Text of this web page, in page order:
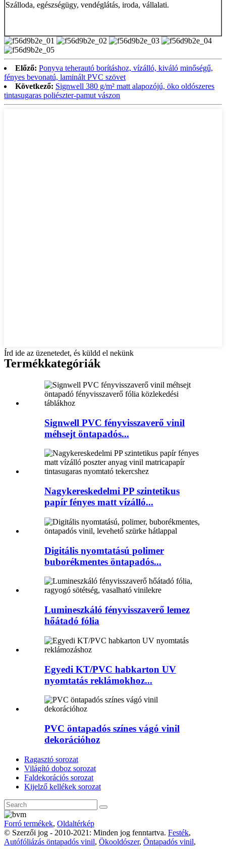
Szálloda, egészségügy, vendéglátás, iroda, vállalati.
Előző: Ponyva teherautó borításhoz, vízálló, kiváló minőségű,
fényes bevonatú, laminált PVC szövet
Következő: Signwell 380 g/m² matt alapozójú, öko oldószeres
tintasugaras poliészter-pamut vászon
Írd ide az üzenetedet, és küldd el nekünk
Termékkategóriák
Signwell PVC fényvisszaverő vinil
méhsejt öntapadós...
Nagykereskedelmi PP szintetikus
papír fényes matt vízálló...
Digitális nyomtatású polimer
buborékmentes öntapadós...
Lumineszkáló fényvisszaverő lemez
hőátadó fólia
Egyedi KT/PVC habkarton UV
nyomtatás reklámokhoz...
PVC öntapadós színes vágó vinil
dekorációhoz
Ragasztó sorozat
Világító doboz sorozat
Faldekorációs sorozat
Kijelző kellékek sorozat
Forró termékek, Oldaltérkép
© Szerzői jog - 2010-2021: Minden jog fenntartva. Festék,
Autófóliázás öntapadós vinil, Ökooldószer, Öntapadós vinil,